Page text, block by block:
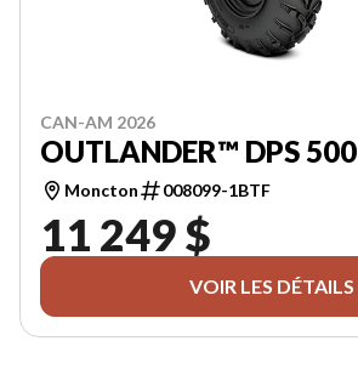
CAN-AM 2026
OUTLANDER™ DPS 500
Moncton 008099-1BTF
11 249 $
VOIR LES DÉTAILS